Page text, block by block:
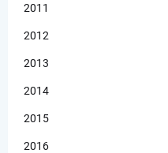
2011
2012
2013
2014
2015
2016